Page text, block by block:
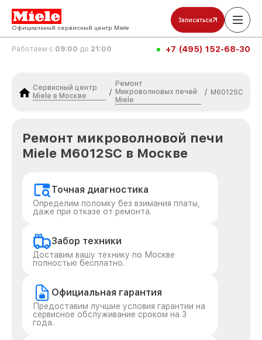
Официальный сервисный центр Miele
Записаться
Работаем с 09:00 до 21:00 +7 (495) 152-68-30
Сервисный центр
Miele в Москве
/
Ремонт
Микроволновых печей
Miele
/ M6012SC
Ремонт микроволновой печи
Miele M6012SC в Москве
Точная диагностика
Определим поломку без взимания платы,
даже при отказе от ремонта.
Забор техники
Доставим вашу технику по Москве
полностью бесплатно.
Официальная гарантия
Предоставим лучшие условия гарантии на
сервисное обслуживание сроком на 3
года.